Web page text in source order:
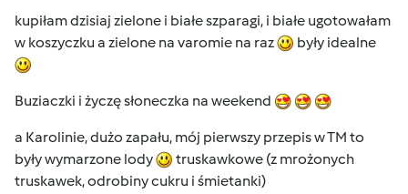
kupiłam dzisiaj zielone i białe szparagi, i białe ugotowałam
w koszyczku a zielone na varomie na raz
były idealne
Buziaczki i życzę słoneczka na weekend
a Karolinie, dużo zapału, mój pierwszy przepis w TM to
były wymarzone lody
truskawkowe (z mrożonych
truskawek, odrobiny cukru i śmietanki)